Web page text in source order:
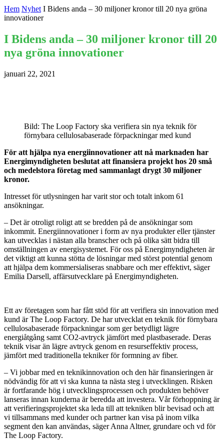
Hem Nyhet I Bidens anda – 30 miljoner kronor till 20 nya gröna
innovationer
I Bidens anda – 30 miljoner kronor till 20
nya gröna innovationer
januari 22, 2021
Bild: The Loop Factory ska verifiera sin nya teknik för
förnybara cellulosabaserade förpackningar med kund
För att hjälpa nya energiinnovationer att nå marknaden har
Energimyndigheten beslutat att finansiera projekt hos 20 små
och medelstora företag med sammanlagt drygt 30 miljoner
kronor.
Intresset för utlysningen har varit stor och totalt inkom 61
ansökningar.
– Det är otroligt roligt att se bredden på de ansökningar som
inkommit. Energiinnovationer i form av nya produkter eller tjänster
kan utvecklas i nästan alla branscher och på olika sätt bidra till
omställningen av energisystemet. För oss på Energimyndigheten är
det viktigt att kunna stötta de lösningar med störst potential genom
att hjälpa dem kommersialiseras snabbare och mer effektivt, säger
Emilia Darsell, affärsutvecklare på Energimyndigheten.
Ett av företagen som har fått stöd för att verifiera sin innovation med
kund är The Loop Factory. De har utvecklat en teknik för förnybara
cellulosabaserade förpackningar som ger betydligt lägre
energiåtgång samt CO2-avtryck jämfört med plastbaserade. Deras
teknik visar än lägre avtryck genom en resurseffektiv process,
jämfört med traditionella tekniker för formning av fiber.
– Vi jobbar med en teknikinnovation och den här finansieringen är
nödvändig för att vi ska kunna ta nästa steg i utvecklingen. Risken
är fortfarande hög i utvecklingsprocessen och produkten behöver
lanseras innan kunderna är beredda att investera. Vår förhoppning är
att verifieringsprojektet ska leda till att tekniken blir bevisad och att
vi tillsammans med kunder och partner kan visa på inom vilka
segment den kan användas, säger Anna Altner, grundare och vd för
The Loop Factory.